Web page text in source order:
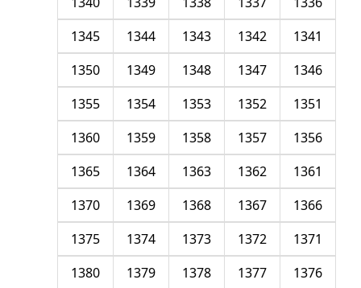
1341
1342
1343
1344
1345
1346
1347
1348
1349
1350
1351
1352
1353
1354
1355
1356
1357
1358
1359
1360
1361
1362
1363
1364
1365
1366
1367
1368
1369
1370
1371
1372
1373
1374
1375
1376
1377
1378
1379
1380